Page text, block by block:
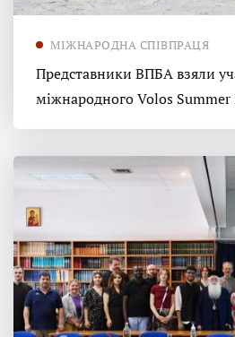
МІЖНАРОДНА СПІВПРАЦЯ
Представники ВПБА взяли
міжнародного Volos